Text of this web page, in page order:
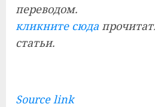
переводом.
кликните сюда
статьи.
Source link